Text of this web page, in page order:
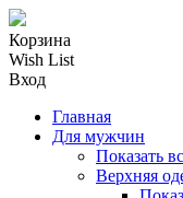
Корзина
Wish List
Вход
Главная
Для мужчин
Показать
Верхняя